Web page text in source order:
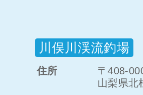
川俣川渓流釣場
住所
〒408-
山梨県北